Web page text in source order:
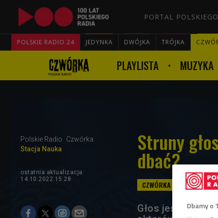
PORTAL
POLSKIE RADIO 24 JEDYNKA DWÓJKA TRÓJKA
PLAYLISTA MUZYKA
Polskie Radio
Czwórka
Stacja Nauka
Struny
dbać?
ostatnia aktualizacja:
14.10.2022 15:28
Głos jest
Dbamy o